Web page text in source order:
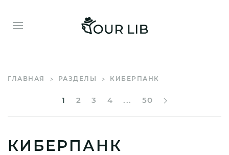
ГЛАВНАЯ РАЗДЕЛЫ КИБЕРПАНК
1 2 3 4 ... 50
КИБЕРПАНК